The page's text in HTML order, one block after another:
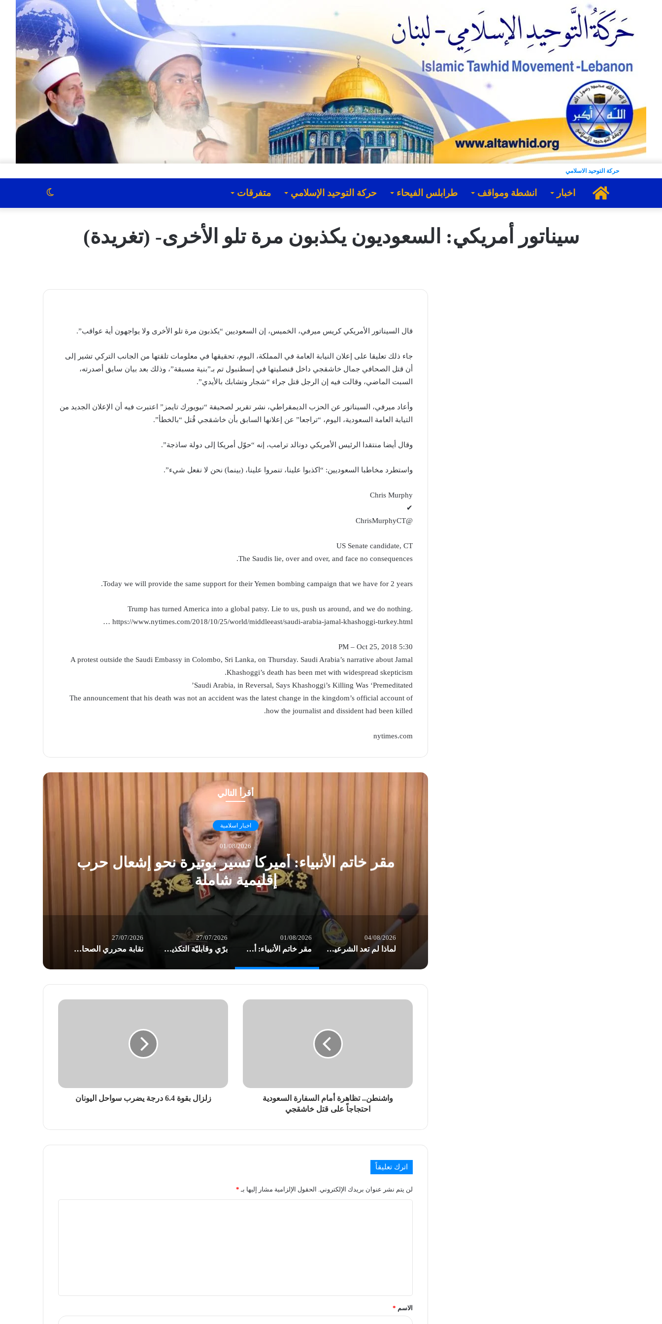
حركة التوحيد الاسلامي
الرئيسية
اخبار انشطة ومواقف طرابلس الفيحاء حركة التوحيد الإسلامي متفرقات
سيناتور أمريكي: السعوديون يكذبون مرة تلو الأخرى- (تغريدة)
قال السيناتور الأمريكي كريس ميرفي، الخميس، إن السعوديين “يكذبون مرة تلو الأخرى ولا يواجهون أية عواقب”.
جاء ذلك تعليقا على إعلان النيابة العامة في المملكة، اليوم، تحقيقها في معلومات تلقتها من الجانب التركي تشير إلى
أن قتل الصحافي جمال خاشقجي داخل قنصليتها في إسطنبول تم بـ”بنية مسبقة”، وذلك بعد بيان سابق أصدرته،
السبت الماضي، وقالت فيه إن الرجل قتل جراء “شجار وتشابك بالأيدي”.
وأعاد ميرفي، السيناتور عن الحزب الديمقراطي، نشر تقرير لصحيفة “نيويورك تايمز” اعتبرت فيه أن الإعلان الجديد من
التيابة العامة السعودية، اليوم، “تراجعا” عن إعلانها السابق بأن خاشقجي قُتل “بالخطأ”.
وقال أيضا منتقدا الرئيس الأمريكي دونالد ترامب، إنه “حوّل أمريكا إلى دولة ساذجة”.
واستطرد مخاطبا السعوديين: “اكذبوا علينا، تنمروا علينا، (بينما) نحن لا نفعل شيء”.
Chris Murphy
✔
@ChrisMurphyCT
US Senate candidate, CT
The Saudis lie, over and over, and face no consequences.
Today we will provide the same support for their Yemen bombing campaign that we have for 2 years.
Trump has turned America into a global patsy. Lie to us, push us around, and we do nothing.
https://www.nytimes.com/2018/10/25/world/middleeast/saudi-arabia-jamal-khashoggi-turkey.html …
5:30 PM – Oct 25, 2018
A protest outside the Saudi Embassy in Colombo, Sri Lanka, on Thursday. Saudi Arabia’s narrative about Jamal
Khashoggi’s death has been met with widespread skepticism.
Saudi Arabia, in Reversal, Says Khashoggi’s Killing Was ‘Premeditated’
The announcement that his death was not an accident was the latest change in the kingdom’s official account of
how the journalist and dissident had been killed.
nytimes.com
أقرأ التالي
اخبار اسلامية
01/08/2026
مقر خاتم الأنبياء: أميركا تسير بوتيرة نحو إشعال حرب
إقليمية شاملة
04/08/2026
لماذا لم تعد الشرعية وحدها تكفي؟ هندسة السيادة… وإعادة تعريف قواعد الصراع/ بقلم د. عاطف الموسوي
01/08/2026
مقر خاتم الأنبياء: أميركا تسير بوتيرة نحو إشعال حرب إقليمية شاملة
27/07/2026
برّي وقابليّة التكذيب: اختبار “ابن اللبون” في امتحان 26 تموز / بقلم د. عاطف الموسوي
27/07/2026
نقابة محرري الصحافة اللبنانية ترفض اقتراح قانون الإعلام: يفتقد إلى رؤية إعلامية وطنية
واشنطن.. تظاهرة أمام السفارة السعودية
احتجاجاً على قتل خاشقجي
زلزال بقوة 6.4 درجة يضرب سواحل اليونان
اترك تعليقاً
لن يتم نشر عنوان بريدك الإلكتروني. الحقول الإلزامية مشار إليها بـ *
الاسم *